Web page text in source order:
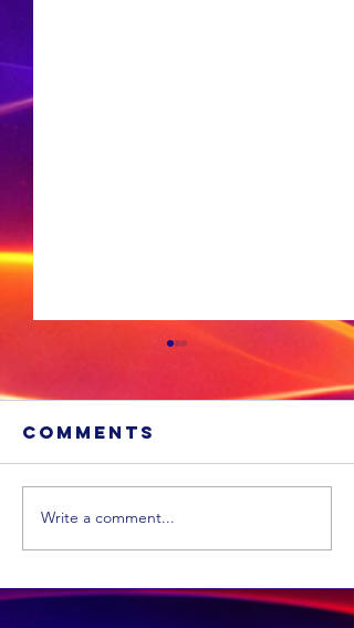
'n Suid-
Afrikaanse
mediese
Comments
Write a comment...